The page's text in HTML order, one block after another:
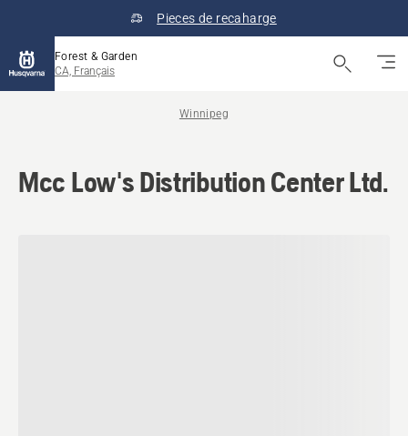
Pieces de recaharge
Forest & Garden
CA, Français
Winnipeg
Mcc Low's Distribution Center Ltd.